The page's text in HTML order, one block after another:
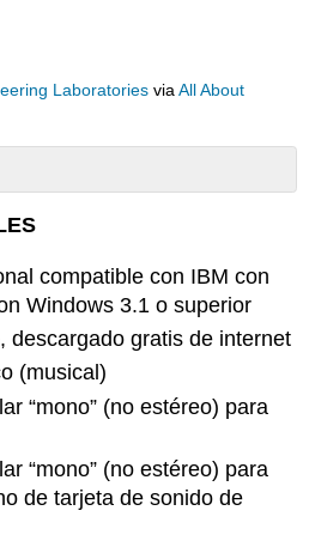
Laboratories viaAll About
compatible con IBM con
Windows 3.1 o superior
descargado gratis de internet
(musical)
“mono” (no estéreo) para
“mono” (no estéreo) para
de tarjeta de sonido de